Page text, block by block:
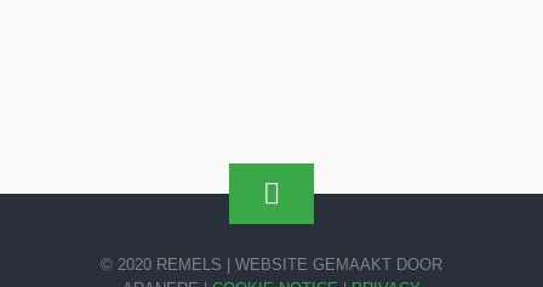
© 2020 REMELS | WEBSITE GEMAAKT DOOR